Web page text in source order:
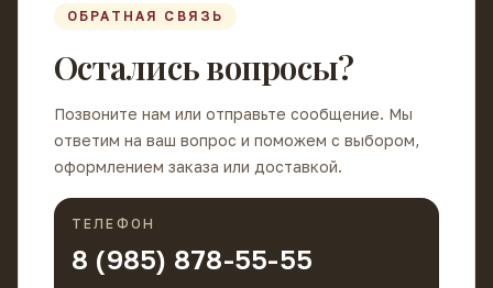
ОБРАТНАЯ СВЯЗЬ
Остались вопросы?
Позвоните нам или отправьте сообщение. Мы
ответим на ваш вопрос и поможем с выбором,
оформлением заказа или доставкой.
ТЕЛЕФОН
8 (985) 878-55-55